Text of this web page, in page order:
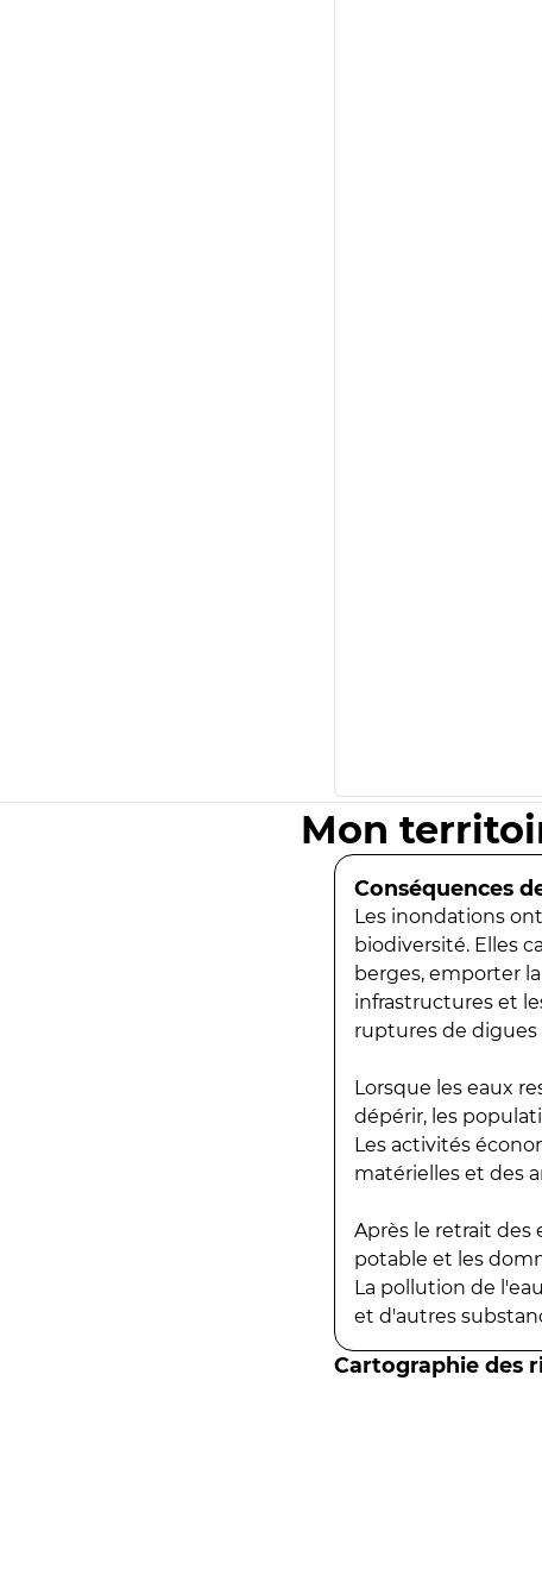
Mon
Conséquences
Les inondations
biodiversité. Elles
berges, emporter
infrastructures et
ruptures de digues
Lorsque les eaux
dépérir, les
Les activités
matérielles et des
Après le retrait des
potable et les
La pollution de
et d'autres
Cartographie des